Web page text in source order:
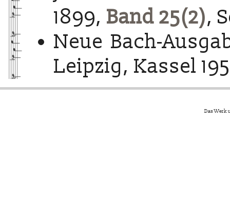
1899, Band 25(2),
Neue Bach-
Leipzig, Kassel
Das Werk